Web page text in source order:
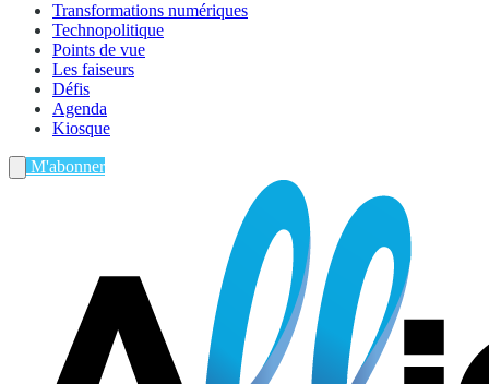
Transformations numériques
Technopolitique
Points de vue
Les faiseurs
Défis
Agenda
Kiosque
M'abonner